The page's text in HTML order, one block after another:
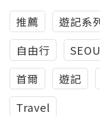
推薦 遊記系
自由行
首爾
遊記
Travel